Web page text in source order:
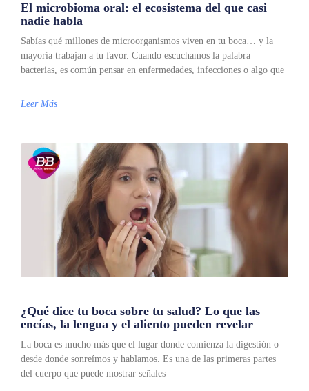
El microbioma oral: el ecosistema del que casi
nadie habla
Sabías qué millones de microorganismos viven en tu boca… y la
mayoría trabajan a tu favor. Cuando escuchamos la palabra
bacterias, es común pensar en enfermedades, infecciones o algo que
Leer Más
¿Qué dice tu boca sobre tu salud? Lo que las
encías, la lengua y el aliento pueden revelar
La boca es mucho más que el lugar donde comienza la digestión o
desde donde sonreímos y hablamos. Es una de las primeras partes
del cuerpo que puede mostrar señales